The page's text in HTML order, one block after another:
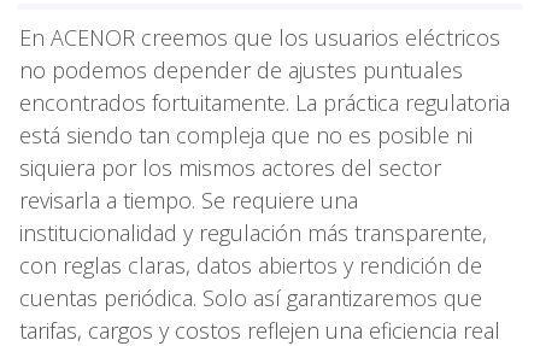
En ACENOR creemos que los usuarios eléctricos
no podemos depender de ajustes puntuales
encontrados fortuitamente. La práctica regulatoria
está siendo tan compleja que no es posible ni
siquiera por los mismos actores del sector
revisarla a tiempo. Se requiere una
institucionalidad y regulación más transparente,
con reglas claras, datos abiertos y rendición de
cuentas periódica. Solo así garantizaremos que
tarifas, cargos y costos reflejen una eficiencia real